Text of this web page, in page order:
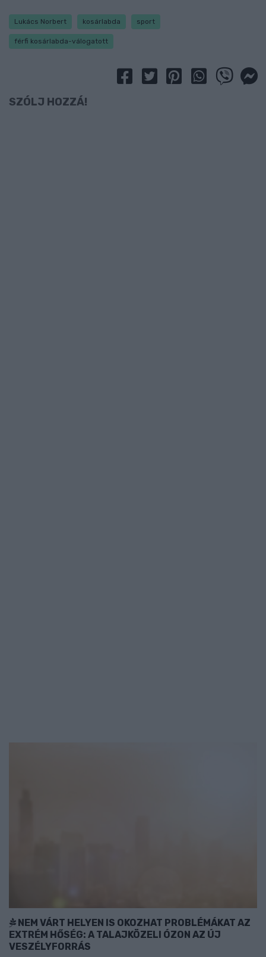
Lukács Norbert kosárlabda sport
férfi kosárlabda-válogatott
SZÓLJ HOZZÁ!
NEM VÁRT HELYEN IS OKOZHAT PROBLÉMÁKAT AZ
EXTRÉM HŐSÉG: A TALAJKÖZELI ÓZON AZ ÚJ
VESZÉLYFORRÁS